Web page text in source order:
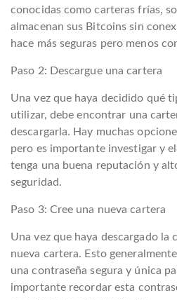
conocidas como carteras frías,
almacenan sus Bitcoins sin
hace más seguras pero menos
Paso 2: Descargue una cartera
Una vez que haya decidido qué
utilizar, debe encontrar una
descargarla. Hay muchas
pero es importante investigar y
tenga una buena reputación y
seguridad.
Paso 3: Cree una nueva cartera
Una vez que haya descargado la
nueva cartera. Esto
una contraseña segura y única
importante recordar esta